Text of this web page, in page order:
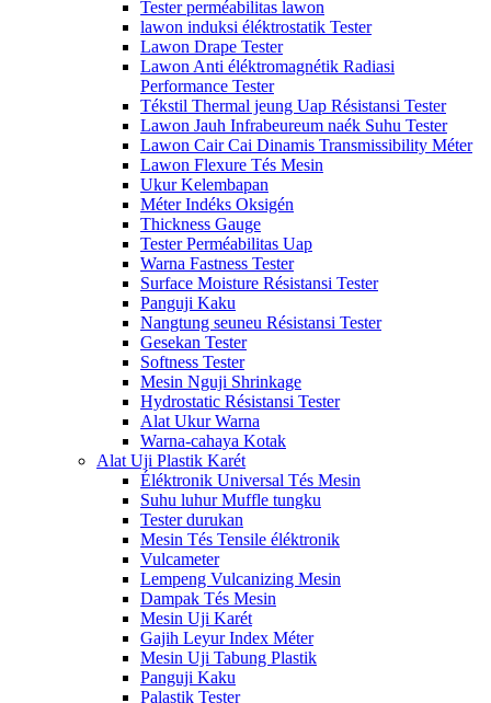
Tester perméabilitas lawon
lawon induksi éléktrostatik Tester
Lawon Drape Tester
Lawon Anti éléktromagnétik Radiasi
Performance Tester
Tékstil Thermal jeung Uap Résistansi Tester
Lawon Jauh Infrabeureum naék Suhu Tester
Lawon Cair Cai Dinamis Transmissibility Méter
Lawon Flexure Tés Mesin
Ukur Kelembapan
Méter Indéks Oksigén
Thickness Gauge
Tester Perméabilitas Uap
Warna Fastness Tester
Surface Moisture Résistansi Tester
Panguji Kaku
Nangtung seuneu Résistansi Tester
Gesekan Tester
Softness Tester
Mesin Nguji Shrinkage
Hydrostatic Résistansi Tester
Alat Ukur Warna
Warna-cahaya Kotak
Alat Uji Plastik Karét
Éléktronik Universal Tés Mesin
Suhu luhur Muffle tungku
Tester durukan
Mesin Tés Tensile éléktronik
Vulcameter
Lempeng Vulcanizing Mesin
Dampak Tés Mesin
Mesin Uji Karét
Gajih Leyur Index Méter
Mesin Uji Tabung Plastik
Panguji Kaku
Palastik Tester